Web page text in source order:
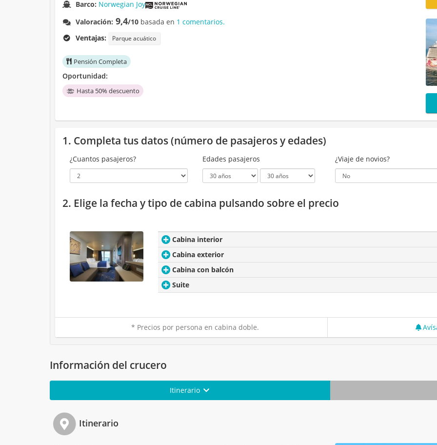
Barco: Norwegian Joy
Valoración: 9,4/10 basada en 1 comentarios.
Ventajas:
Parque acuático
Pensión Completa
Oportunidad:
Hasta 50% descuento
1. Completa tus datos (número de pasajeros y edades)
¿Cuantos pasajeros? Edades pasajeros ¿Viaje de novios?
2. Elige la fecha y tipo de cabina pulsando sobre el precio
Cabina interior
Cabina exterior
Cabina con balcón
Suite
* Precios por persona en cabina doble.
Información del crucero
Itinerario
Itinerario